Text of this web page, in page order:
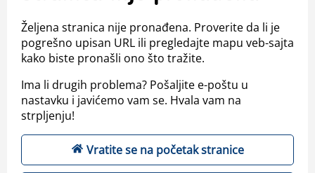
Željena stranica nije pronađena. Proverite da li je
pogrešno upisan URL ili pregledajte mapu veb-sajta
kako biste pronašli ono što tražite.
Ima li drugih problema? Pošaljite e-poštu u
nastavku i javićemo vam se. Hvala vam na
strpljenju!
Vratite se na početak stranice